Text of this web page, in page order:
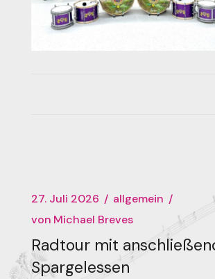
27. Juli 2026
allgemein
von Michael Breves
Radtour mit
Spargelessen